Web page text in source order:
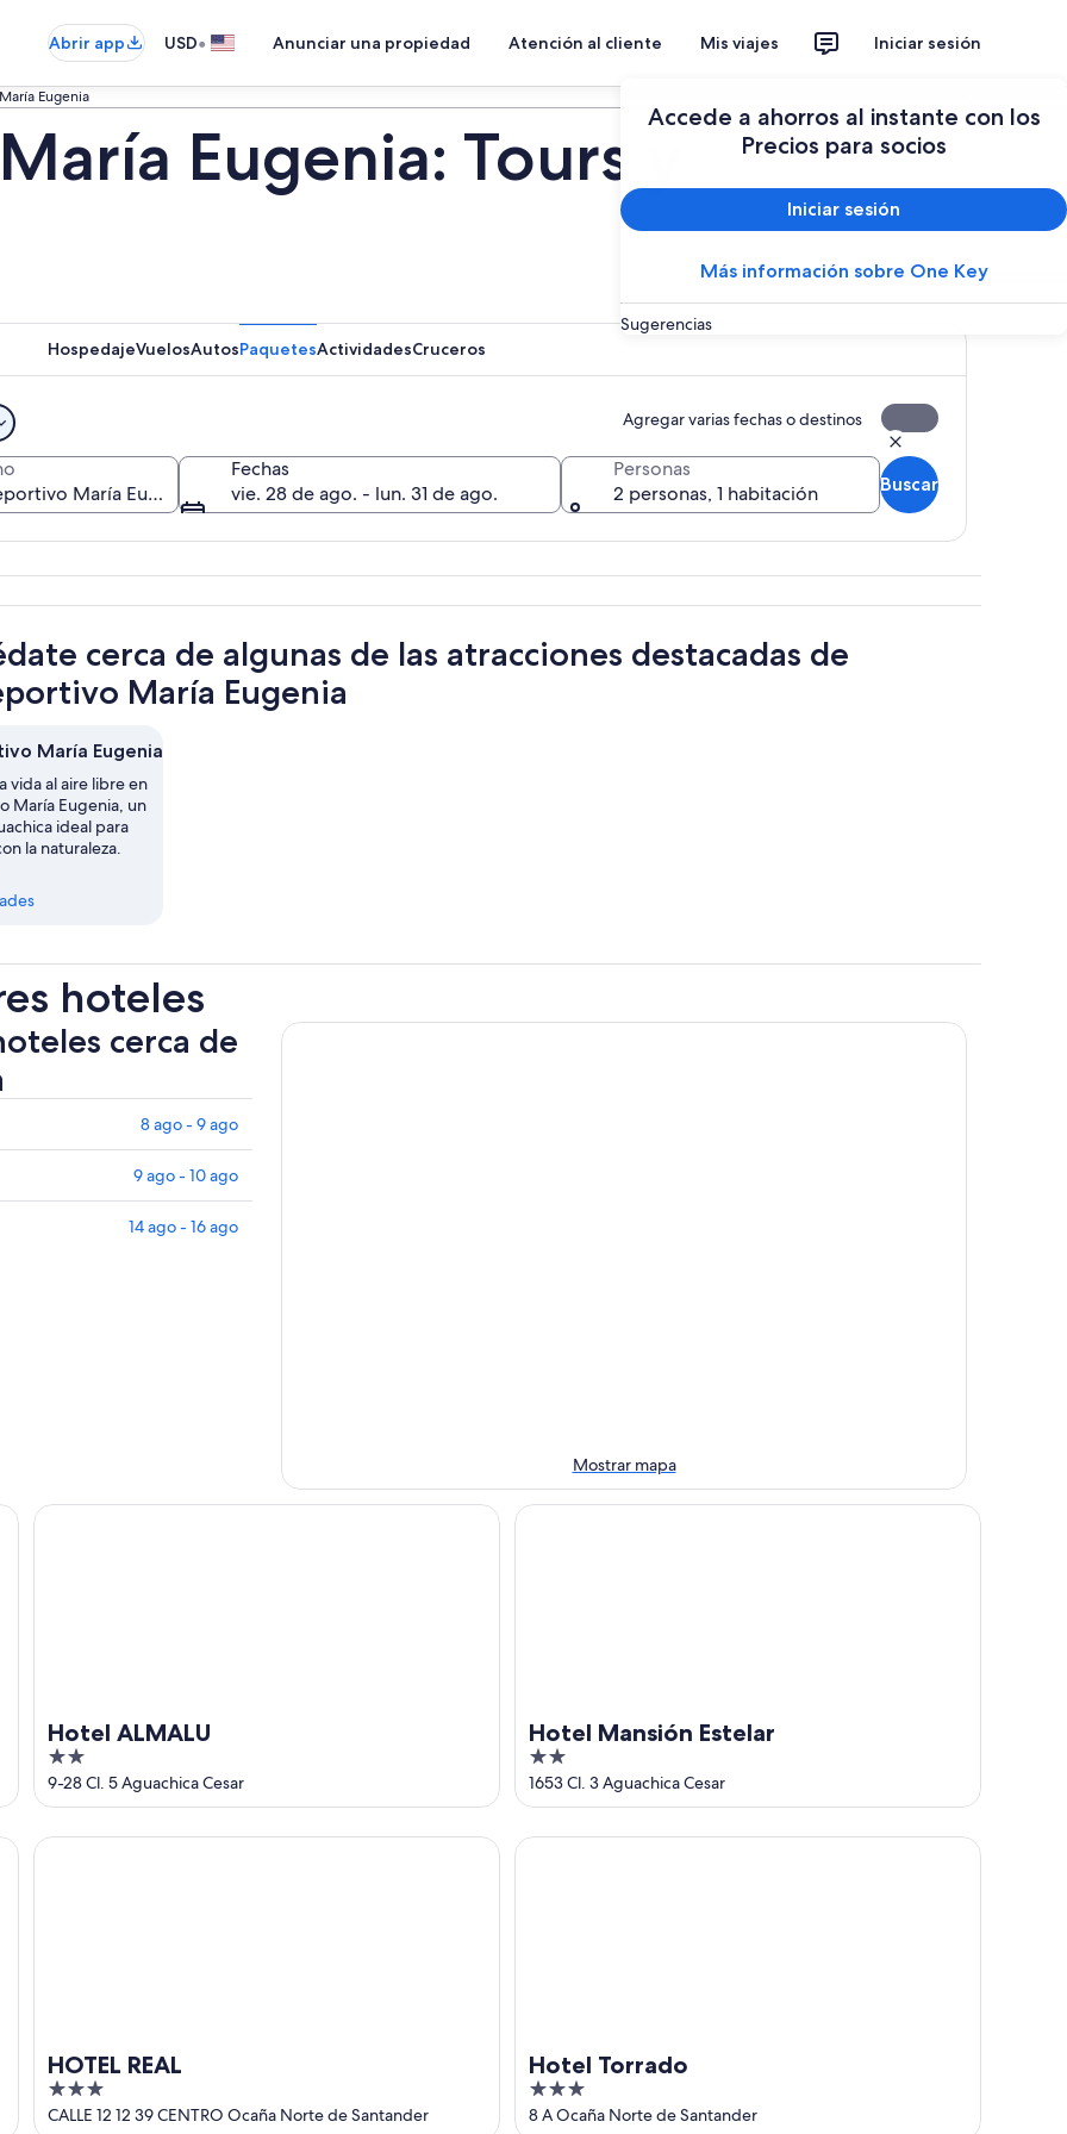
Abrir app USD• Anunciar una propiedad Atención al cliente Mis viajes Iniciar sesión
Accede a ahorros al instante con los
Precios para socios
Iniciar sesión
Más información sobre One Key
Sugerencias
Eugenia
Eugenia: Tours y
HospedajeVuelosAutosPaquetesActividadesCruceros
Agregar varias fechas o destinos
Fechas
vie. 28 de ago. - lun. 31 de ago.
Personas
2 personas, 1 habitación
Buscar
cerca de algunas de las atracciones destacadas de
María Eugenia
María Eugenia
vida al aire libre en
María Eugenia, un
ideal para
la naturaleza.
hoteles
cerca de
8 ago - 9 ago
9 ago - 10 ago
14 ago - 16 ago
Mostrar mapa
Hotel ALMALU
2
out
of
5
9-28 Cl. 5 Aguachica Cesar
Hotel ALMALU
Hotel Mansión Estelar
2
out
of
5
1653 Cl. 3 Aguachica Cesar
Hotel Mansión Estelar
HOTEL REAL
3
out
CALLE 12 12 39 CENTRO Ocaña Norte de Santander
HOTEL REAL
Hotel Torrado
3
out
8 A Ocaña Norte de Santander
Hotel Torrado